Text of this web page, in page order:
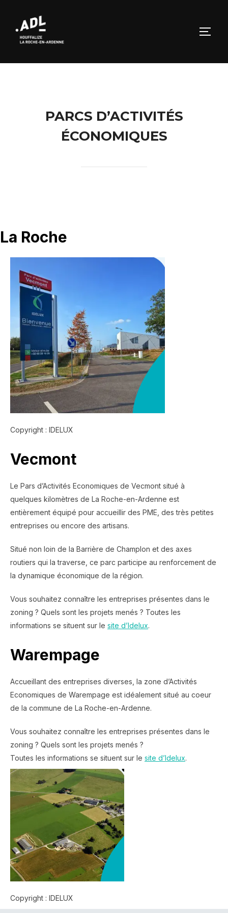
contenu
PARCS D’ACTIVITÉS
ÉCONOMIQUES
La Roche
Copyright : IDELUX
Vecmont
Le Pars d’Activités Economiques de Vecmont situé à
quelques kilomètres de La Roche-en-Ardenne est
entièrement équipé pour accueillir des PME, des très petites
entreprises ou encore des artisans.
Situé non loin de la Barrière de Champlon et des axes
routiers qui la traverse, ce parc participe au renforcement de
la dynamique économique de la région.
Vous souhaitez connaître les entreprises présentes dans le
zoning ? Quels sont les projets menés ? Toutes les
informations se situent sur le site d’Idelux.
Warempage
Accueillant des entreprises diverses, la zone d’Activités
Economiques de Warempage est idéalement situé au coeur
de la commune de La Roche-en-Ardenne.
Vous souhaitez connaître les entreprises présentes dans le
zoning ? Quels sont les projets menés ?
Toutes les informations se situent sur le site d’Idelux.
Copyright : IDELUX